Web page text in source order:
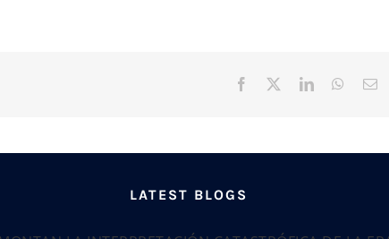
Facebook LinkedIn
LATEST BLOGS